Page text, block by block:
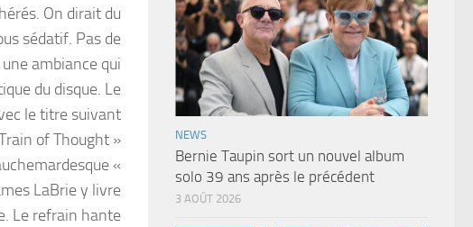
On dirait du
sédatif. Pas de
ambiance qui
du disque. Le
le titre suivant
of Thought »
«
LaBrie y livre
Le refrain hante
NEWS
Bernie Taupin sort un nouvel album
solo 39 ans après le précédent
3 AOÛT 2026